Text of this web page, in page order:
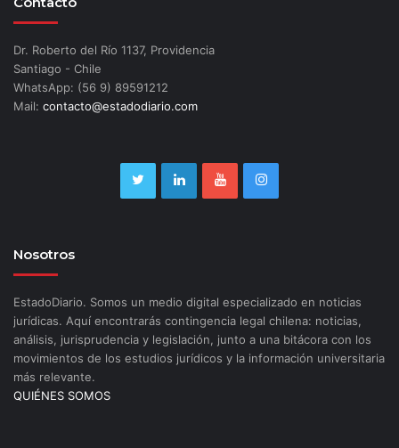
Dr. Roberto del Río 1137, Providencia
Santiago - Chile
WhatsApp: (56 9) 89591212
Mail: contacto@estadodiario.com
Nosotros
EstadoDiario. Somos un medio digital especializado en noticias
jurídicas. Aquí encontrarás contingencia legal chilena: noticias,
análisis, jurisprudencia y legislación, junto a una bitácora con los
movimientos de los estudios jurídicos y la información universitaria
más relevante.
QUIÉNES SOMOS